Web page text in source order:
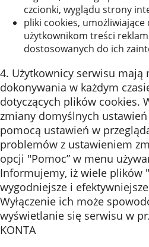
czcionki, wyglądu strony
pliki cookies,
użytkownikom treści
dostosowanych do ich
4. Użytkownicy serwisu
dokonywania w każdym
dotyczących plików cookies.
zmiany domyślnych
pomocą ustawień w
problemów z ustawieniem
opcji "Pomoc” w menu
Informujemy, iż wiele plików
wygodniejsze i
Wyłączenie ich może
wyświetlanie się serwisu w
KONTA